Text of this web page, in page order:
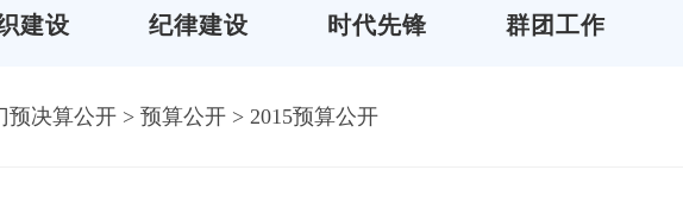
建设 纪律建设 时代先锋 群团工作
预决算公开 > 预算公开 > 2015预算公开